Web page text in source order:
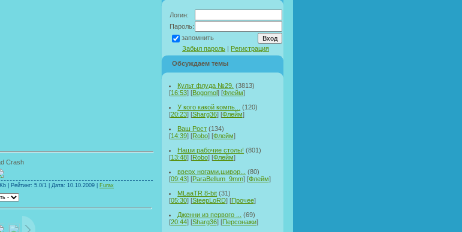
Crash
| Рейтинг: 5.0/1 | Дата: 10.10.2009 | Furax
Логин:
Пароль:
запомнить
Забыл пароль | Регистрация
Обсуждаем темы
Культ флуда №29. (3813)
[16:53] [Bogomol] [Флейм]
У кого какой компь...
(120)
[20:23] [Sharg36] [Флейм]
Ваш Рост (134)
[14:39] [Robo] [Флейм]
Наши рабочие столы! (801)
[13:48] [Robo] [Флейм]
вверх ногами,шивор...
(80)
[09:43] [ParaBellum_9mm] [Флейм]
MLaaTR 8-bit (31)
[05:30] [SteepLoRD] [Прочее]
Дженни из первого ...
(69)
[20:44] [Sharg36] [Персонажи]